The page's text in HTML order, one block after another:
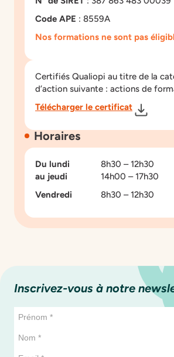
Code APE : 8559A
Nos formations ne sont pas
Certifiés Qualiopi au titre de la
d’action suivante : actions de
Télécharger le certificat
Horaires
Du lundi
au jeudi
8h30 – 12h30
14h00 – 17h30
Vendredi
8h30 – 12h30
Inscrivez-vous à notre